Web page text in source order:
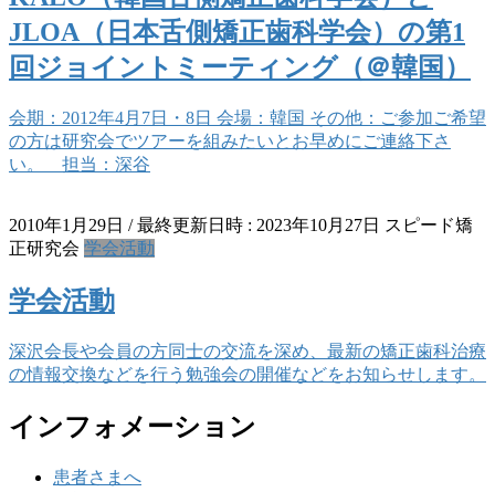
JLOA（日本舌側矯正歯科学会）の第1
回ジョイントミーティング（＠韓国）
会期：2012年4月7日・8日 会場：韓国 その他：ご参加ご希望
の方は研究会でツアーを組みたいとお早めにご連絡下さ
い。 担当：深谷
2010年1月29日 / 最終更新日時 : 2023年10月27日 スピード矯
正研究会 学会活動
学会活動
深沢会長や会員の方同士の交流を深め、最新の矯正歯科治療
の情報交換などを行う勉強会の開催などをお知らせします。
インフォメーション
患者さまへ